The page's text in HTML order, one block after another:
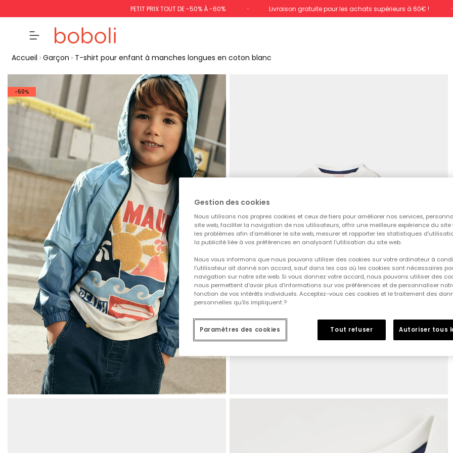
PETIT PRIX TOUT DE -50% À -60% Livraison gratuite pour les achats supérieurs à 60€ !
Accueil Garçon T-shirt pour enfant à manches longues en coton blanc
-50%
Gestion des cookies
Nous utilisons nos propres cookies et ceux de tiers pour améliorer nos services,
site web, faciliter la navigation de nos utilisateurs, offrir une meilleure expérience du site
les problèmes afin d'améliorer le site web, mesurer et rapporter les statistiques
la publicité liée à vos préférences en analysant l'utilisation du site web.
Nous vous informons que nous pouvons utiliser des cookies sur votre ordinateur à
l'utilisateur ait donné son accord, sauf dans les cas où les cookies sont nécessaires
navigation sur notre site web. Si vous donnez votre accord, nous pouvons utiliser des
nous permettent d'avoir plus d'informations sur vos préférences et de personnaliser
fonction de vos intérêts individuels. Acceptez-vous ces cookies et le traitement des
personnelles qu'ils impliquent ?
Tout refuser Autoriser tous
Paramètres des cookies